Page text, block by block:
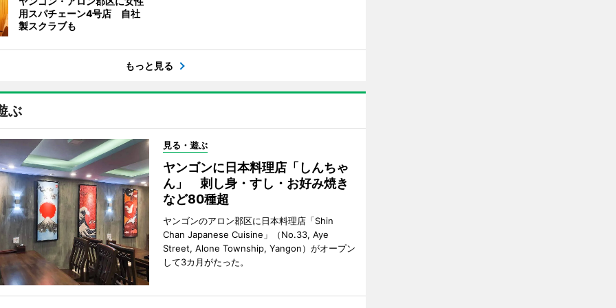
用スパチェーン4号店 自社
製スクラブも
もっと見る
ぶ
見る・遊ぶ
ヤンゴンに日本料理店「しんちゃ
ん」 刺し身・すし・お好み焼き
など80種超
ヤンゴンのアロン郡区に日本料理店「Shin
Chan Japanese Cuisine」（No.33, Aye
Street, Alone Township, Yangon）がオープン
して3カ月がたった。